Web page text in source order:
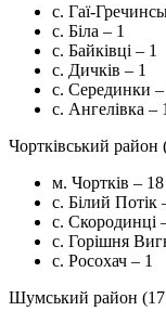
с. Гаї-
с. Біла – 1
с. Байківці – 1
с. Дичків – 1
с. Серединки –
с. Ангелівка –
Чортківський район
м. Чортків – 18
с. Білий Потік
с. Скородинці
с. Горішня
с. Росохач – 1
Шумський район (17